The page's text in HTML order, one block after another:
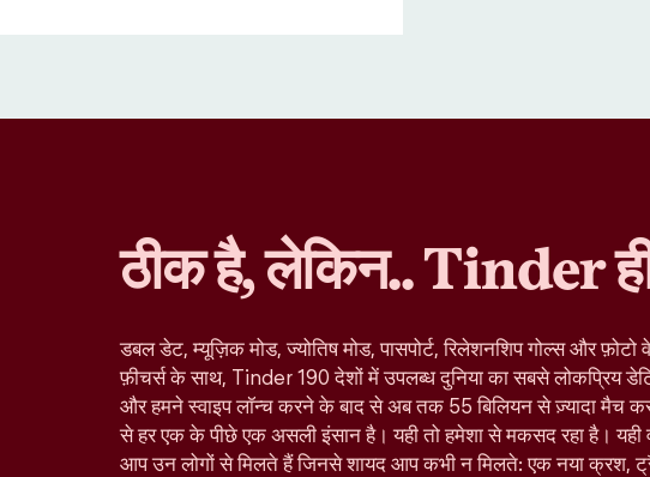
ठीक है, लेकिन.. Tinder
डबल डेट, म्यूज़िक मोड, ज्योतिष मोड, पासपोर्ट, रिलेशनशिप गोल्स और
फ़ीचर्स के साथ, Tinder 190 देशों में उपलब्ध दुनिया का सबसे लोकप्रिय
और हमने स्वाइप लॉन्च करने के बाद से अब तक 55 बिलियन से ज़्यादा मैच
से हर एक के पीछे एक असली इंसान है। यही तो हमेशा से मकसद रहा है। यही
आप उन लोगों से मिलते हैं जिनसे शायद आप कभी न मिलते: एक नया क्रश,